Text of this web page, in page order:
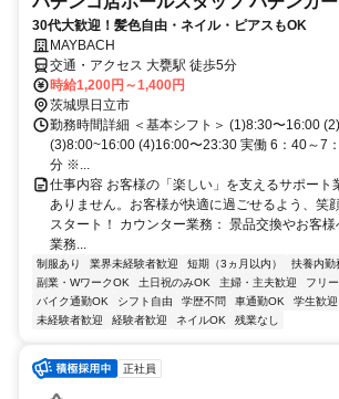
30代大歓迎！髪色自由・ネイル・ピアスもOK
MAYBACH
交通・アクセス 大甕駅 徒歩5分
時給1,200円～1,400円
茨城県日立市
勤務時間詳細 ＜基本シフト＞ (1)8:30〜16:00
(3)8:00~16:00 (4)16:00〜23:30 実働 6：40～7
分 ※...
仕事内容 お客様の「楽しい」を支えるサポート
ありません。お客様が快適に過ごせるよう、笑
スタート！ カウンター業務： 景品交換やお客
業務...
制服あり 業界未経験者歓迎 短期（3ヵ月以内） 扶養内勤
副業・WワークOK
土日祝のみOK 主婦・主夫歓迎
フリ
バイク通勤OK
シフト自由 学歴不問 車通勤OK 学生歓迎
未経験者歓迎
経験者歓迎 ネイルOK 残業なし
正社員